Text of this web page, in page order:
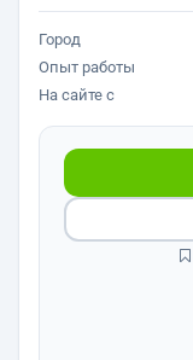
Город
Опыт работы
На сайте с